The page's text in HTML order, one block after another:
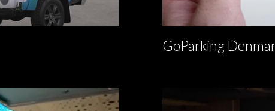
GoParking